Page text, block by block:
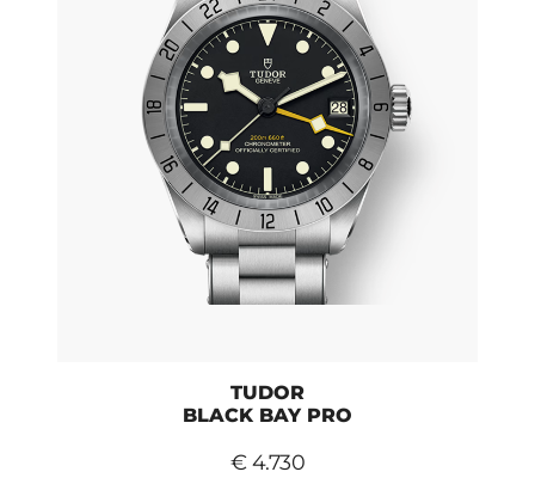
TUDOR
BLACK BAY PRO
€ 4.730